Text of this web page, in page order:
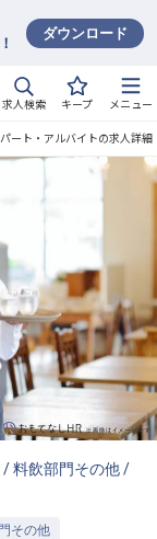
ダウンロード
求人検索 キープ メニュー
し込む
ート・アルバイトの求人詳細
/料飲部門その他/
その他